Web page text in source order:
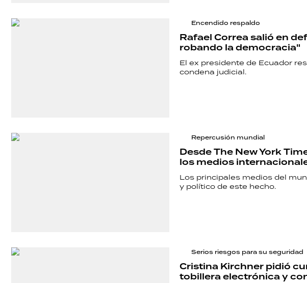
Encendido respaldo
Rafael Correa salió en
robando la democracia"
El ex presidente de Ecuador
condena judicial.
Repercusión mundial
Desde The New York
los medios
Los principales medios del
y político de este hecho.
Serios riesgos para su seguridad
Cristina Kirchner pidió
tobillera electrónica y
ACTUALIDAD
POLICIALES
GRAN